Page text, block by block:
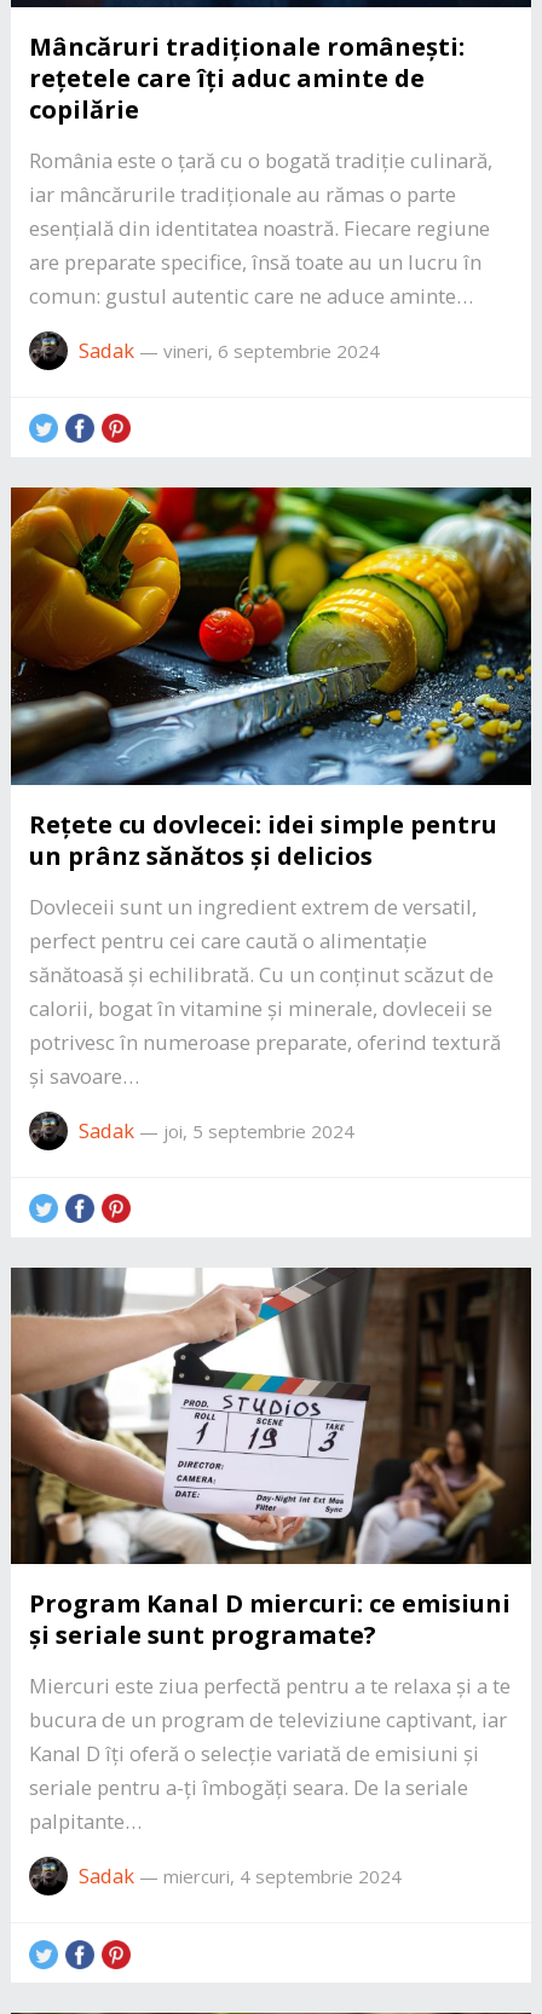
Mâncăruri tradiționale românești:
rețetele care îți aduc aminte de
copilărie
România este o țară cu o bogată tradiție culinară,
iar mâncărurile tradiționale au rămas o parte
esențială din identitatea noastră. Fiecare regiune
are preparate specifice, însă toate au un lucru în
comun: gustul autentic care ne aduce aminte…
Sadak— vineri, 6 septembrie 2024
Rețete cu dovlecei: idei simple pentru
un prânz sănătos și delicios
Dovleceii sunt un ingredient extrem de versatil,
perfect pentru cei care caută o alimentație
sănătoasă și echilibrată. Cu un conținut scăzut de
calorii, bogat în vitamine și minerale, dovleceii se
potrivesc în numeroase preparate, oferind textură
și savoare…
Sadak— joi, 5 septembrie 2024
Program Kanal D miercuri: ce emisiuni
și seriale sunt programate?
Miercuri este ziua perfectă pentru a te relaxa și a te
bucura de un program de televiziune captivant, iar
Kanal D îți oferă o selecție variată de emisiuni și
seriale pentru a-ți îmbogăți seara. De la seriale
palpitante…
Sadak— miercuri, 4 septembrie 2024